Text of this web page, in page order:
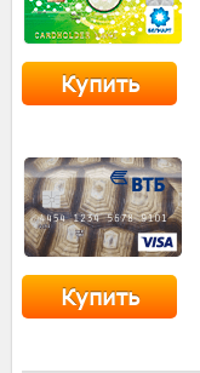
Купить
Купить